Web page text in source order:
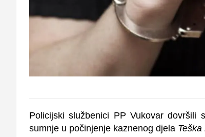
Policijski službenici PP Vukovar dovršili
sumnje u počinjenje kaznenog djela Teška